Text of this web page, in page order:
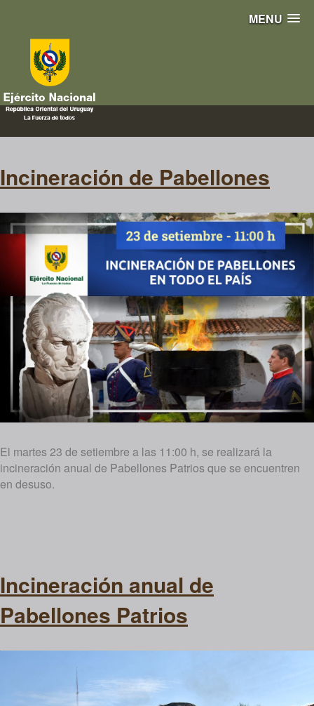
MENU
incineración de pabellones
patrios
Incineración de Pabellones
El martes 23 de setiembre a las 11:00 h, se realizará la
incineración anual de Pabellones Patrios que se encuentren
en desuso.
Incineración anual de
Pabellones Patrios